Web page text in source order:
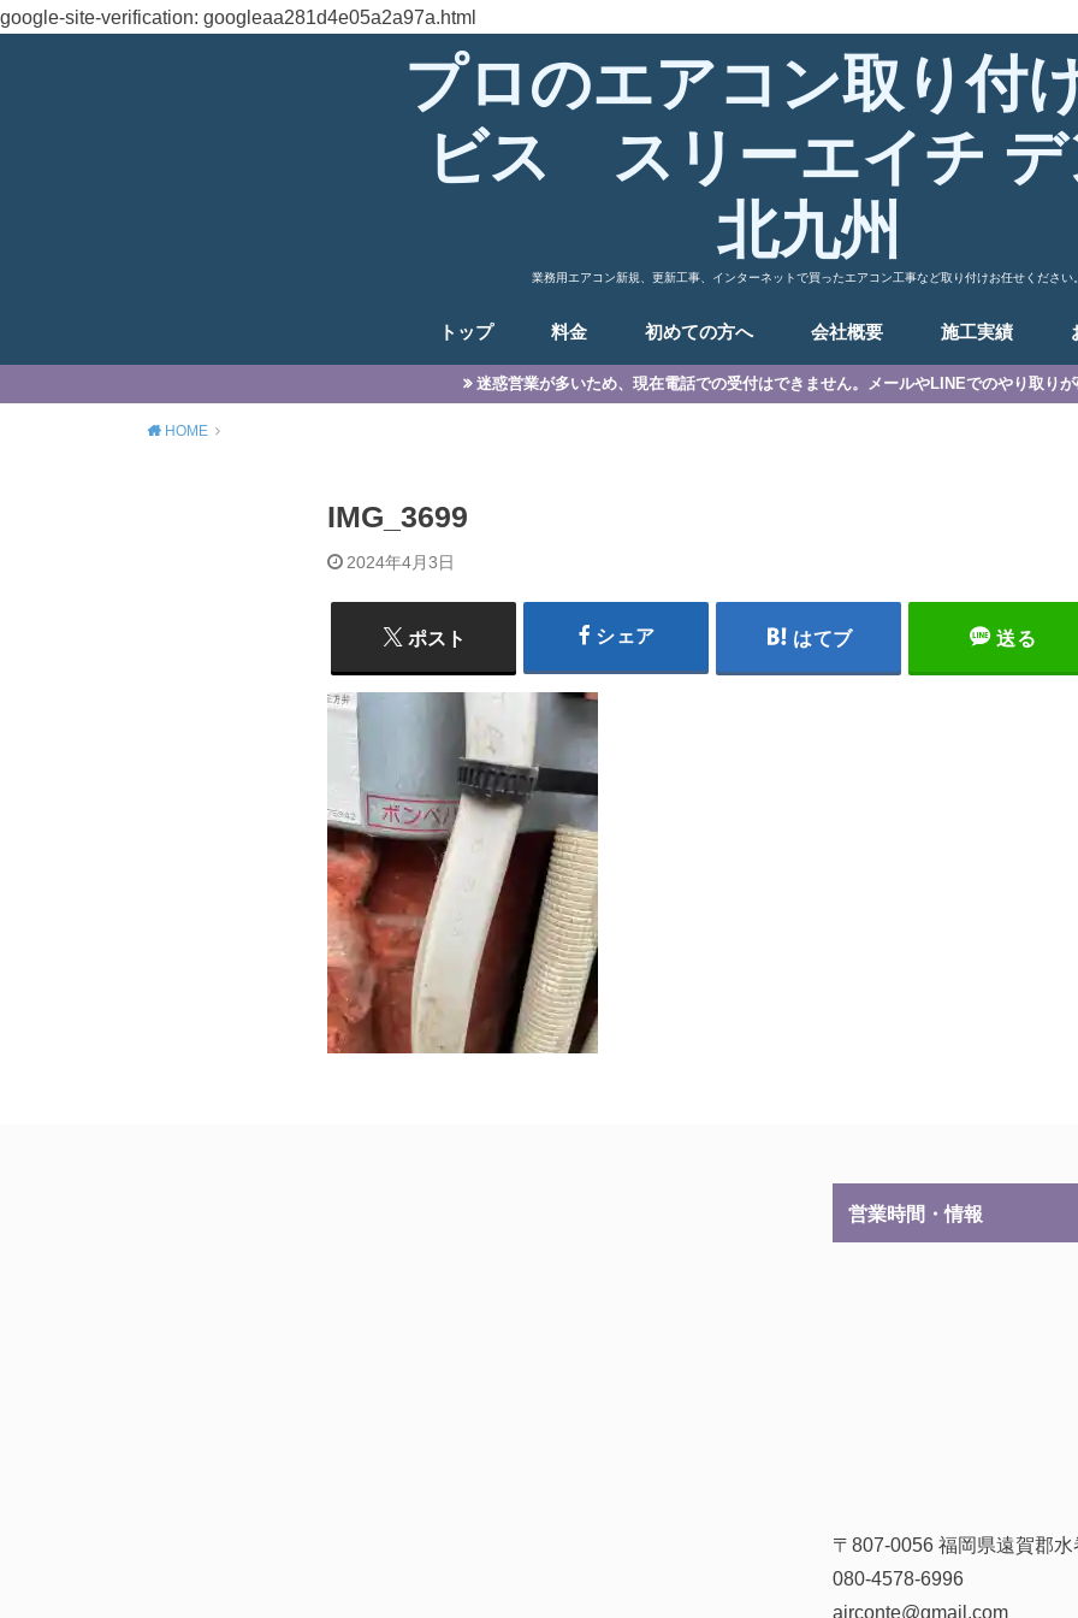
google-site-verification: googleaa281d4e05a2a97a.html
プロのエアコン取り付
ビス スリーエイチ デ
北九州
業務用エアコン新規、更新工事、インターネットで買ったエアコン工事など取り付けお任せください。
トップ 料金 初めての方へ 会社概要 施工実績
迷惑営業が多いため、現在電話での受付はできません。メールやLINEでのやり取りが
HOME
IMG_3699
2024年4月3日
ポスト シェア はてブ 送る
営業時間・情報
〒807-0056 福岡県遠賀郡
080-4578-6996
airconte@gmail.com